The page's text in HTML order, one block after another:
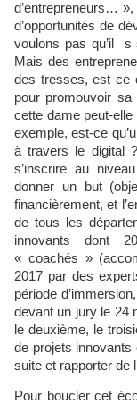
d’entrepreneurs…
d’opportunités de
voulons pas qu’il s
Mais des
des tresses, est ce
pour promouvoir
cette dame peut-
exemple, est-ce
à travers le digital
s’inscrire au
donner un but
financièrement, et
de tous les
innovants dont
« coachés »
2017 par des
période
devant un jury le 24
le deuxième, le
de projets
suite et rapporter de
Pour boucler cet